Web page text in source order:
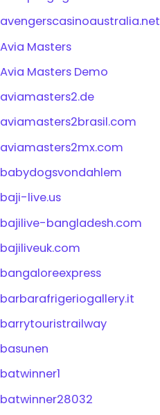
avengerscasinoaustralia.net
Avia Masters
Avia Masters Demo
aviamasters2.de
aviamasters2brasil.com
aviamasters2mx.com
babydogsvondahlem
baji-live.us
bajilive-bangladesh.com
bajiliveuk.com
bangaloreexpress
barbarafrigeriogallery.it
barrytouristrailway
basunen
batwinner1
batwinner28032